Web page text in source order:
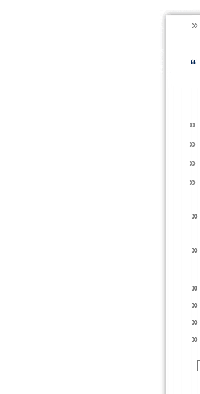
»
»
»
»
»
»
»
»
»
»
»